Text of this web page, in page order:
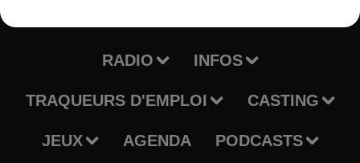
RADIO INFOS
TRAQUEURS D'EMPLOI CASTING
JEUX AGENDA PODCASTS